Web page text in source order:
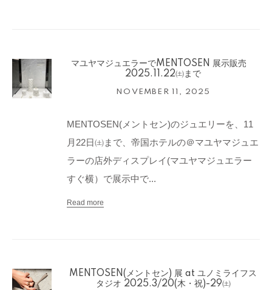
マユヤマジュエラーでMENTOSEN 展示販売
2025.11.22㈯まで
NOVEMBER 11, 2025
MENTOSEN(メントセン)のジュエリーを、11
月22日㈯まで、帝国ホテルの＠マユヤマジュエ
ラーの店外ディスプレイ(マユヤマジュエラー
すぐ横）で展示中で...
Read more
MENTOSEN(メントセン) 展 at ユノミライフス
タジオ 2025.3/20(木・祝)-29㈯